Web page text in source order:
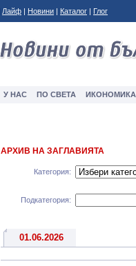
Лайф | Новини | Каталог | Глог
У НАС ПО СВЕТА ИКОНОМИКА
АРХИВ НА ЗАГЛАВИЯТА
Категория:
Подкатегория:
01.06.2026